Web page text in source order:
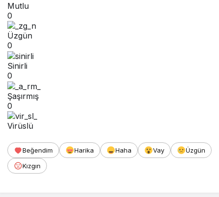
Mutlu
0
Üzgün
0
Sinirli
0
Şaşırmış
0
Virüslü
Beğendim Harika Haha Vay
Üzgün
Kızgın